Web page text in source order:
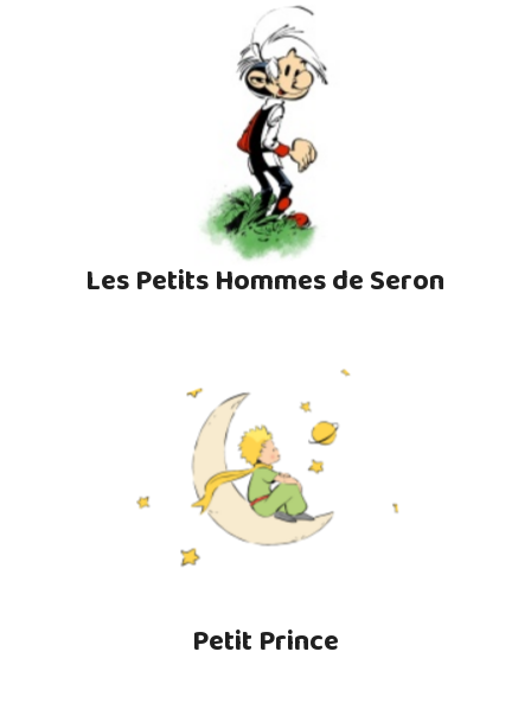
Les Petits Hommes de Seron
Petit Prince